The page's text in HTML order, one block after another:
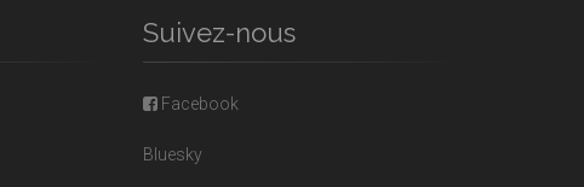
Suivez-nous
Facebook
Bluesky